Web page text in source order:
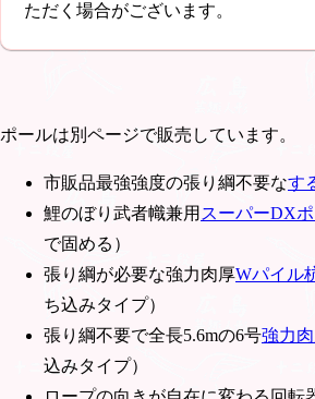
ただく場合がございます。
ポールは別ページで販売しています。
市販品最強強度の張り綱不要なす
鯉のぼり武者幟兼用 スーパーDX
で固める）
張り綱が必要な強力肉厚Wパイル
ち込みタイプ）
張り綱不要で全長5.6mの6号強力
込みタイプ）